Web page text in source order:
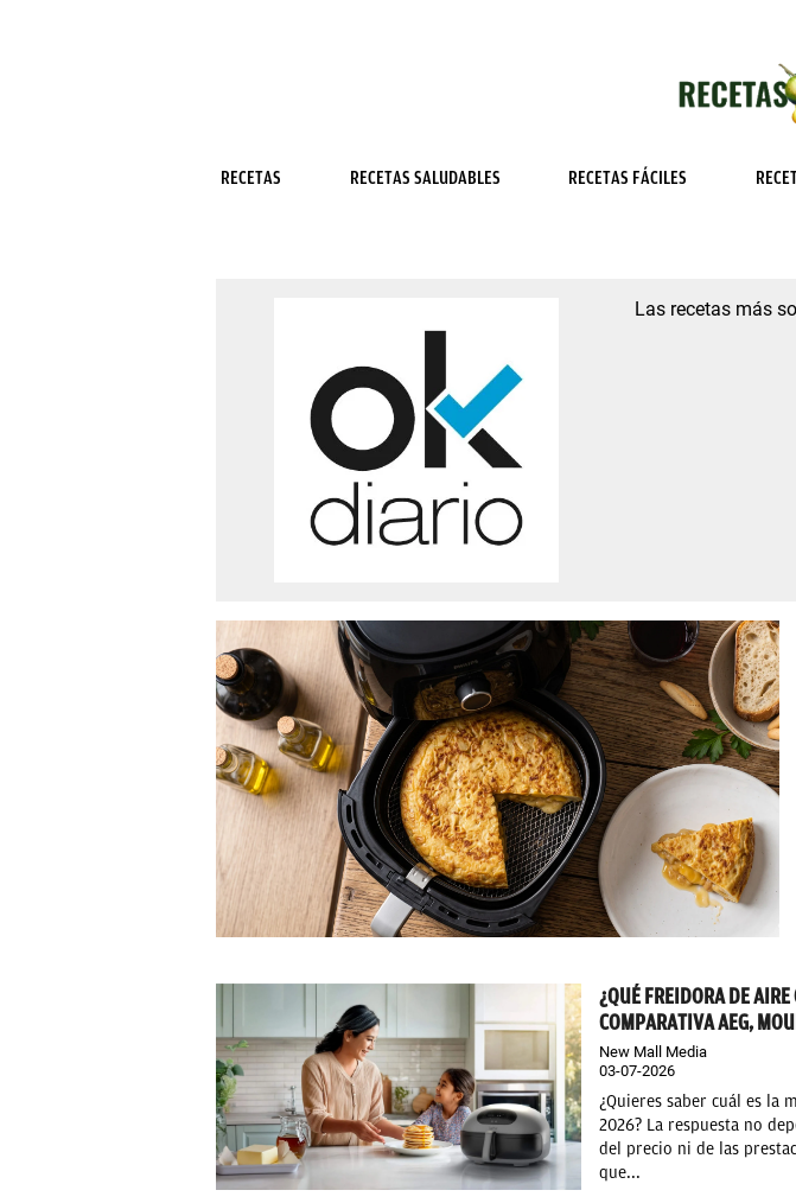
RECETAS RECETAS SALUDABLES RECETAS FÁCILES
Las recetas más
¿QUÉ FREIDORA DE
COMPARATIVA AEG,
New Mall Media
03-07-2026
¿Quieres saber cuál es la
2026? La respuesta no
del precio ni de las
que...